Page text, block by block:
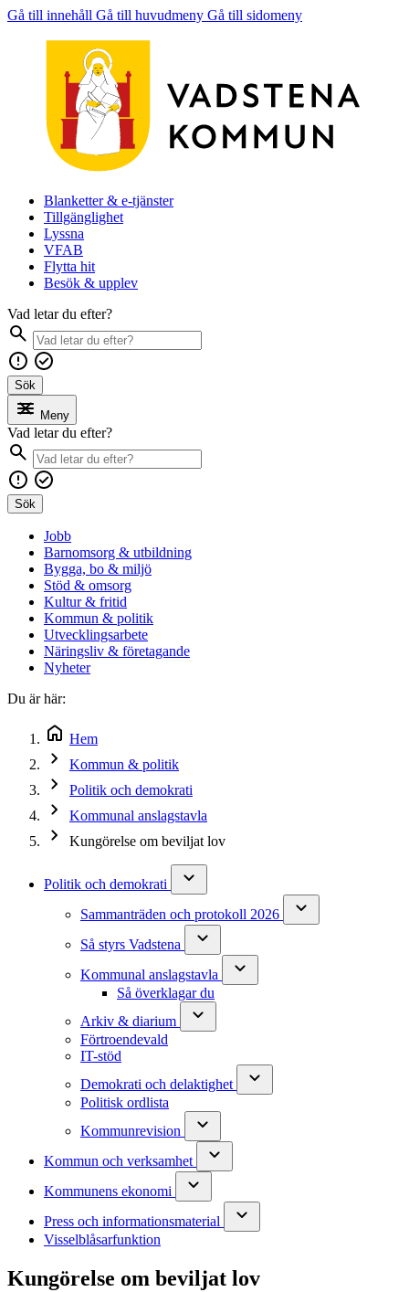
Gå till innehåll Gå till huvudmeny Gå till sidomeny
Blanketter & e-tjänster
Tillgänglighet
Lyssna
VFAB
Flytta hit
Besök & upplev
Vad letar du efter?
Sök
Meny
Vad letar du efter?
Sök
Jobb
Barnomsorg & utbildning
Bygga, bo & miljö
Stöd & omsorg
Kultur & fritid
Kommun & politik
Utvecklingsarbete
Näringsliv & företagande
Nyheter
Du är här:
Hem
Kommun & politik
Politik och demokrati
Kommunal anslagstavla
Kungörelse om beviljat lov
Politik och demokrati
Sammanträden och protokoll 2026
Så styrs Vadstena
Kommunal anslagstavla
Så överklagar du
Arkiv & diarium
Förtroendevald
IT-stöd
Demokrati och delaktighet
Politisk ordlista
Kommunrevision
Kommun och verksamhet
Kommunens ekonomi
Press och informationsmaterial
Visselblåsarfunktion
Kungörelse om beviljat lov